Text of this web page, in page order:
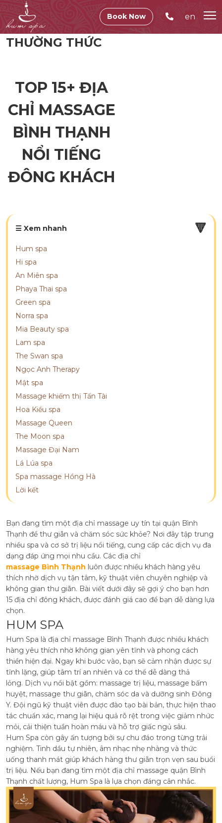
Book Now en
THƯỜNG THỨC
TOP 15+ ĐỊA
CHỈ MASSAGE
BÌNH THẠNH
NỔI TIẾNG
ĐÔNG KHÁCH
☰ Xem nhanh 🔻
Hum spa
Hi spa
An Miên spa
Phaya Thai spa
Green spa
Norra spa
Mia Beauty spa
Lam spa
The Swan spa
Ngọc Anh Therapy
Mật spa
Massage khiếm thị Tấn Tài
Hoa Kiều spa
Massage Queen
The Moon spa
Massage Đại Nam
Lá Lúa spa
Spa massage Hồng Hà
Lời kết
Bạn đang tìm một địa chỉ massage uy tín tại quận Bình
Thạnh để thư giãn và chăm sóc sức khỏe? Nơi đây tập trung
nhiều spa và cơ sở trị liệu nổi tiếng, cung cấp các dịch vụ đa
dạng đáp ứng mọi nhu cầu. Các địa chỉ
massage Bình Thạnh luôn được nhiều khách hàng yêu
thích nhờ dịch vụ tận tâm, kỹ thuật viên chuyên nghiệp và
không gian thư giãn. Bài viết dưới đây sẽ gợi ý cho bạn hơn
15 địa chỉ đông khách, được đánh giá cao để bạn dễ dàng lựa
chọn.
HUM SPA
Hum Spa là địa chỉ massage Bình Thạnh được nhiều khách
hàng yêu thích nhờ không gian yên tĩnh và phong cách
thiền hiện đại. Ngay khi bước vào, bạn sẽ cảm nhận được sự
tĩnh lặng, giúp tâm trí an nhiên và cơ thể dễ dàng thả
lỏng. Dịch vụ nổi bật gồm: massage trị liệu, massage bấm
huyệt, massage thư giãn, chăm sóc da và dưỡng sinh Đông
Y. Đội ngũ kỹ thuật viên được đào tạo bài bản, thực hiện thao
tác chuẩn xác, mang lại hiệu quả rõ rệt trong việc giảm nhức
mỏi, cải thiện tuần hoàn máu và hỗ trợ giấc ngủ sâu.
Hum Spa còn gây ấn tượng bởi sự chu đáo trong từng trải
nghiệm. Tinh dầu tự nhiên, âm nhạc nhẹ nhàng và thức
uống thanh mát giúp khách hàng thư giãn trọn vẹn sau buổi
trị liệu. Nếu bạn đang tìm một địa chỉ massage quận Bình
Thạnh chất lượng, Hum Spa là lựa chọn đáng cân nhắc.